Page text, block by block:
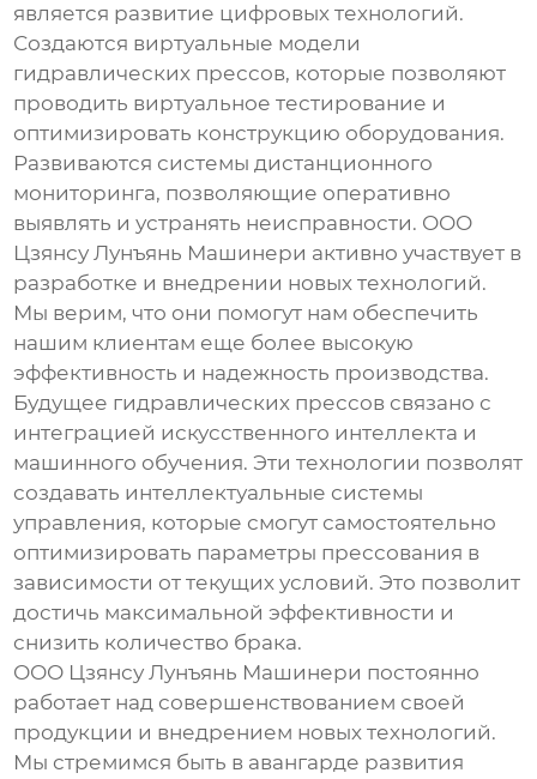
является развитие цифровых технологий.
Создаются виртуальные модели
гидравлических прессов, которые позволяют
проводить виртуальное тестирование и
оптимизировать конструкцию оборудования.
Развиваются системы дистанционного
мониторинга, позволяющие оперативно
выявлять и устранять неисправности. ООО
Цзянсу Лунъянь Машинери активно участвует в
разработке и внедрении новых технологий.
Мы верим, что они помогут нам обеспечить
нашим клиентам еще более высокую
эффективность и надежность производства.
Будущее гидравлических прессов связано с
интеграцией искусственного интеллекта и
машинного обучения. Эти технологии позволят
создавать интеллектуальные системы
управления, которые смогут самостоятельно
оптимизировать параметры прессования в
зависимости от текущих условий. Это позволит
достичь максимальной эффективности и
снизить количество брака.
ООО Цзянсу Лунъянь Машинери постоянно
работает над совершенствованием своей
продукции и внедрением новых технологий.
Мы стремимся быть в авангарде развития